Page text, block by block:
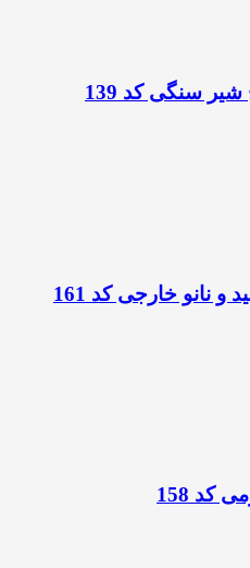
سنگی کد 139
نانو خارجی کد 161
158